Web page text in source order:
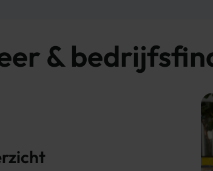
&